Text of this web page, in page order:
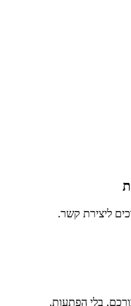
ליצירת קשר.
בלי הפתעות.